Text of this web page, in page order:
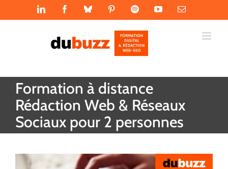
LinkedIn FacebookBluesky PinterestSpotifyYouTubeEmail
Formation à distance
Rédaction Web & Réseaux
Sociaux pour 2 personnes